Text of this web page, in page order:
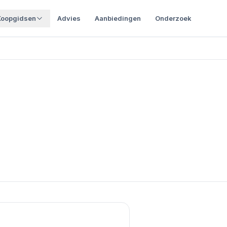
Advies Aanbiedingen Onderzoek